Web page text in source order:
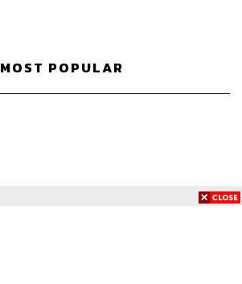
MOST POPULAR